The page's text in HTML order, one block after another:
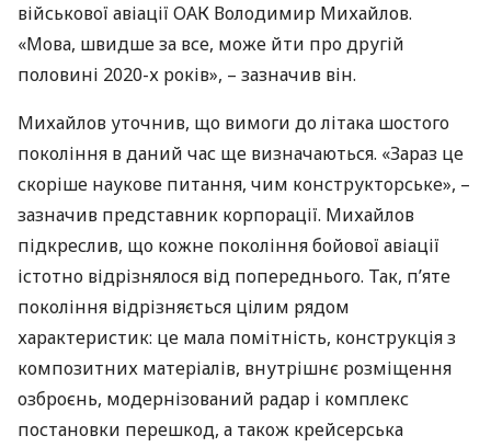
військової авіації ОАК Володимир Михайлов.
«Мова, швидше за все, може йти про другій
половині 2020-х років», – зазначив він.
Михайлов уточнив, що вимоги до літака шостого
покоління в даний час ще визначаються. «Зараз це
скоріше наукове питання, чим конструкторське», –
зазначив представник корпорації. Михайлов
підкреслив, що кожне покоління бойової авіації
істотно відрізнялося від попереднього. Так, п’яте
покоління відрізняється цілим рядом
характеристик: це мала помітність, конструкція з
композитних матеріалів, внутрішнє розміщення
озброєнь, модернізований радар і комплекс
постановки перешкод, а також крейсерська